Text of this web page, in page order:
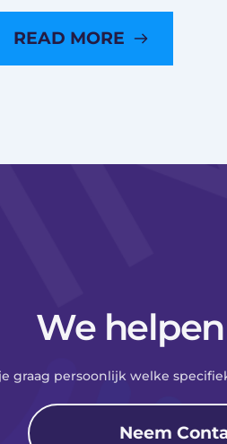
READ MORE
We
graag persoonlijk welke
Neem